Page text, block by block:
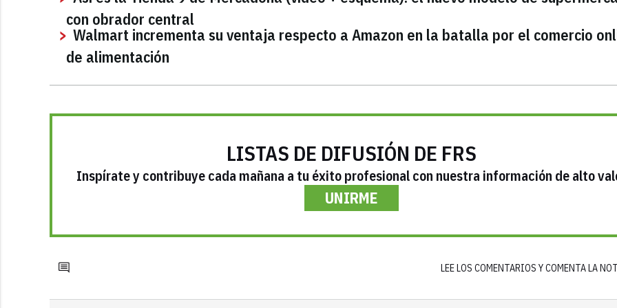
con obrador central
Walmart incrementa su ventaja respecto a Amazon en la batalla por el comercio
de alimentación
LISTAS DE DIFUSIÓN DE FRS
Inspírate y contribuye cada mañana a tu éxito profesional con nuestra información de alto
UNIRME
LEE LOS COMENTARIOS Y COMENTA LA